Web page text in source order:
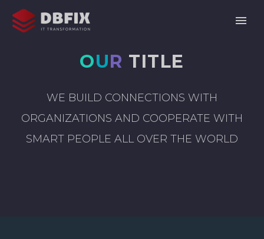
OUR TITLE
WE BUILD CONNECTIONS WITH
ORGANIZATIONS AND COOPERATE WITH
SMART PEOPLE ALL OVER THE WORLD